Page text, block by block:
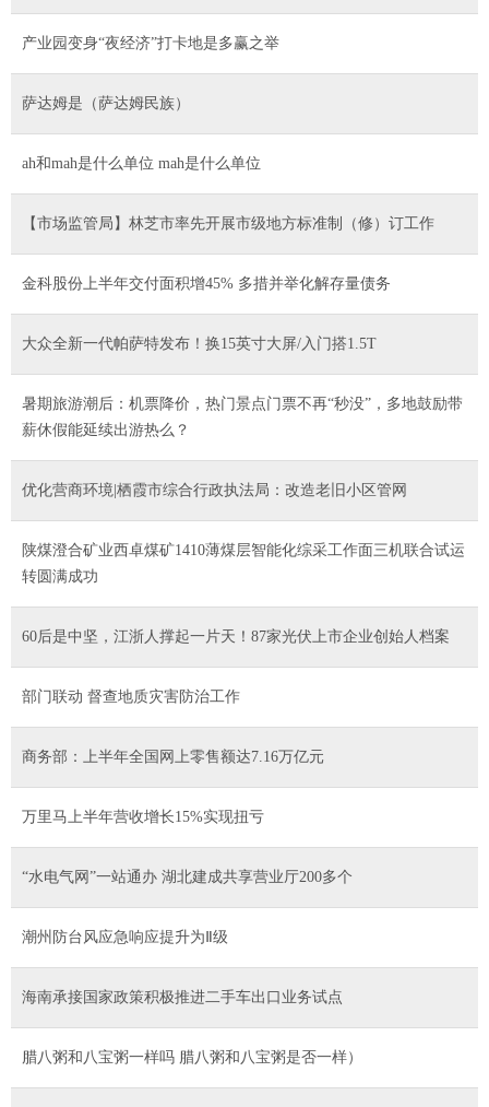
产业园变身“夜经济”打卡地是多赢之举
萨达姆是（萨达姆民族）
ah和mah是什么单位 mah是什么单位
【市场监管局】林芝市率先开展市级地方标准制（修）订工作
金科股份上半年交付面积增45% 多措并举化解存量债务
大众全新一代帕萨特发布！换15英寸大屏/入门搭1.5T
暑期旅游潮后：机票降价，热门景点门票不再“秒没”，多地鼓励带
薪休假能延续出游热么？
优化营商环境|栖霞市综合行政执法局：改造老旧小区管网
陕煤澄合矿业西卓煤矿1410薄煤层智能化综采工作面三机联合试运
转圆满成功
60后是中坚，江浙人撑起一片天！87家光伏上市企业创始人档案
部门联动 督查地质灾害防治工作
商务部：上半年全国网上零售额达7.16万亿元
万里马上半年营收增长15%实现扭亏
“水电气网”一站通办 湖北建成共享营业厅200多个
潮州防台风应急响应提升为Ⅱ级
海南承接国家政策积极推进二手车出口业务试点
腊八粥和八宝粥一样吗 腊八粥和八宝粥是否一样）